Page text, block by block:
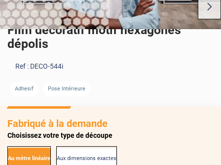
Film décoratif motif hexagones
dépolis
Ref : DECO-544i
Adhesif Pose Intérieure
Fabriqué à la demande
Choisissez votre type de découpe
Au mètre linéaire Aux dimensions exactes